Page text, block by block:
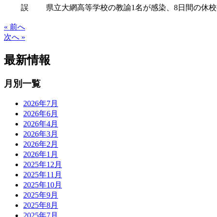
誤 県立大網高等学校の教諭1名が感染、8日間の休
« 前へ
次へ »
最新情報
月別一覧
2026年7月
2026年6月
2026年4月
2026年3月
2026年2月
2026年1月
2025年12月
2025年11月
2025年10月
2025年9月
2025年8月